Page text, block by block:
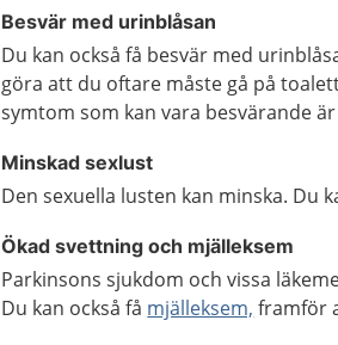
Besvär med urinblåsan
Du kan också få besvär med
göra att du oftare måste gå på
symtom som kan vara besvärande är
Minskad sexlust
Den sexuella lusten kan minska. Du
Ökad svettning och mjälleksem
Parkinsons sjukdom och vissa
Du kan också få mjälleksem, framför